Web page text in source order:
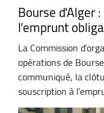
Bourse d'Alger
l’emprunt
La Commission
opérations de
communiqué, la
souscription à